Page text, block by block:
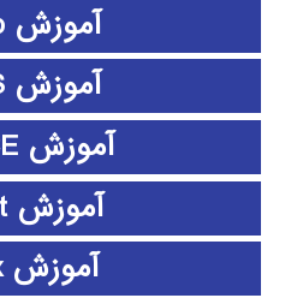
آموزش github
آموزش HFSS
آموزش HSPICE
آموزش L-Edit
آموزش Latex